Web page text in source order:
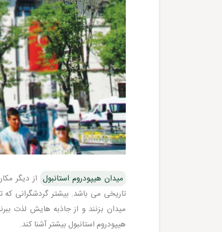
میدان هیپودروم استانبول از دیگر
تاریخی می باشد. بیشتر گردشگرانی
میدان بزنند و از جاذبه هایش لذت
هیپودروم استانبول بیشتر آشنا کند.